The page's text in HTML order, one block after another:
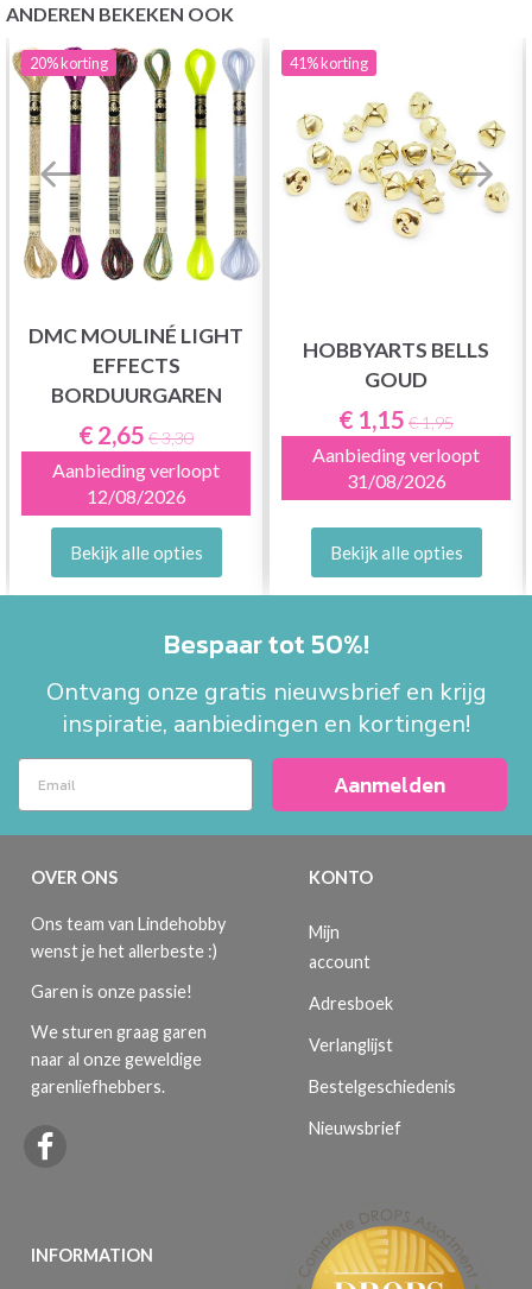
ANDEREN BEKEKEN OOK
20%korting
DMC MOULINÉ LIGHT
EFFECTS
BORDUURGAREN
€ 2,65 € 3,30
Aanbieding verloopt
12/08/2026
Bekijk alle opties
41%korting
HOBBYARTS BELLS
GOUD
€ 1,15 € 1,95
Aanbieding verloopt
31/08/2026
Bekijk alle opties
Bespaar tot 50%!
Ontvang onze gratis nieuwsbrief en krijg
inspiratie, aanbiedingen en kortingen!
Aanmelden
OVER ONS
Ons team van Lindehobby
wenst je het allerbeste :)
Garen is onze passie!
We sturen graag garen
naar al onze geweldige
garenliefhebbers.
INFORMATION
KONTO
Mijn
account
Adresboek
Verlanglijst
Bestelgeschiedenis
Nieuwsbrief